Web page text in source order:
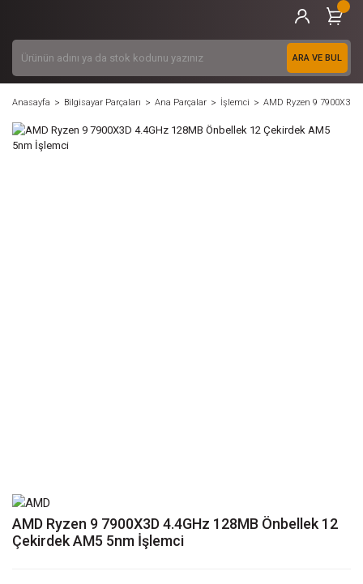
ARA VE BUL
Anasayfa Bilgisayar Parçaları Ana Parçalar İşlemci AMD Ryzen 9 7900X3D
AMD Ryzen 9 7900X3D 4.4GHz 128MB Önbellek 12
Çekirdek AM5 5nm İşlemci